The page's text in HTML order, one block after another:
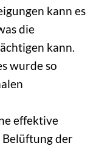
kann es
die
kann.
wurde so
effektive
der